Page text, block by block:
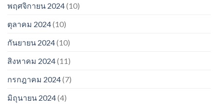
พฤศจิกายน 2024(10)
ตุลาคม 2024(10)
กันยายน 2024(10)
สิงหาคม 2024(11)
กรกฎาคม 2024(7)
มิถุนายน 2024(4)